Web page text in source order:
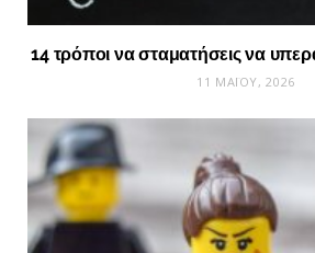
14 τρόποι να σταματήσεις να
11 ΜΑΪ́ΟΥ, 2026